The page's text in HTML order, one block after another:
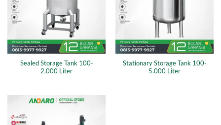
Sealed Storage Tank 100-
2.000 Liter
Stationary Storage Tank 100-
5.000 Liter